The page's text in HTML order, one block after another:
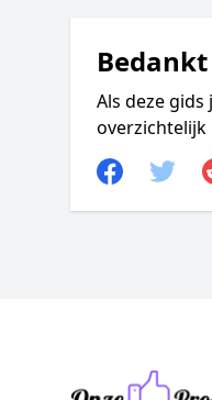
Als deze
overzichtelijk